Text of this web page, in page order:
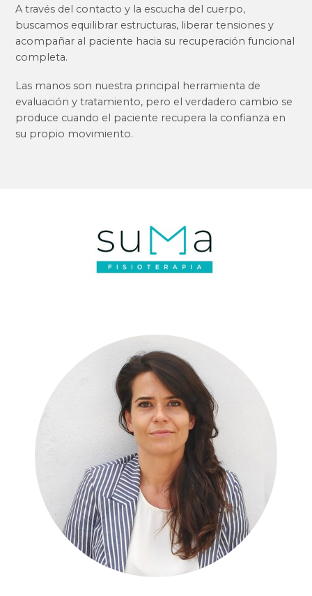
A través del contacto y la escucha del cuerpo,
buscamos equilibrar estructuras, liberar tensiones y
acompañar al paciente hacia su recuperación funcional
completa.
Las manos son nuestra principal herramienta de
evaluación y tratamiento, pero el verdadero cambio se
produce cuando el paciente recupera la confianza en
su propio movimiento.